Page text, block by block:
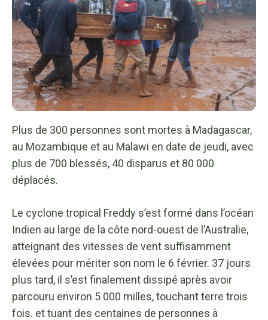
Plus de 300 personnes sont mortes à Madagascar,
au Mozambique et au Malawi en date de jeudi, avec
plus de 700 blessés, 40 disparus et 80 000
déplacés.
Le cyclone tropical Freddy s’est formé dans l’océan
Indien au large de la côte nord-ouest de l’Australie,
atteignant des vitesses de vent suffisamment
élevées pour mériter son nom le 6 février. 37 jours
plus tard, il s’est finalement dissipé après avoir
parcouru environ 5 000 milles, touchant terre trois
fois. et tuant des centaines de personnes à